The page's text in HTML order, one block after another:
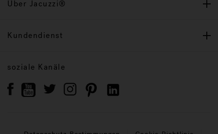
Über Jacuzzi®
Kundendienst
soziale Kanäle